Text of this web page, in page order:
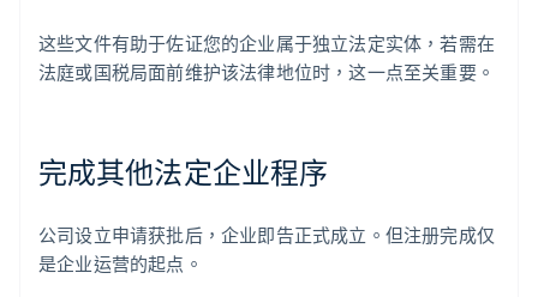
这些文件有助于佐证您的企业属于独立法定实体，若需在
法庭或国税局面前维护该法律地位时，这一点至关重要。
完成其他法定企业程序
公司设立申请获批后，企业即告正式成立。但注册完成仅
是企业运营的起点。